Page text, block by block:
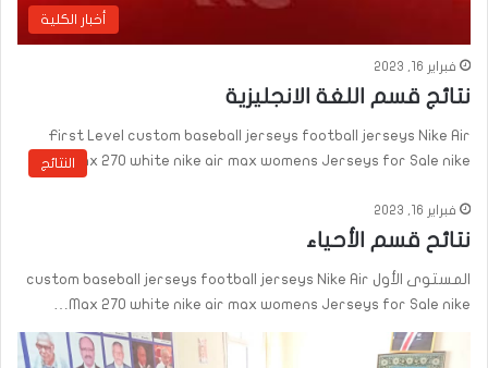
أخبار الكلية
فبراير 16, 2023
نتائج قسم اللغة الانجليزية
First Level custom baseball jerseys football jerseys Nike Air
Max 270 white nike air max womens Jerseys for Sale nike…النتائج
فبراير 16, 2023
نتائح قسم الأحياء
المستوى الأول custom baseball jerseys football jerseys Nike Air
Max 270 white nike air max womens Jerseys for Sale nike…